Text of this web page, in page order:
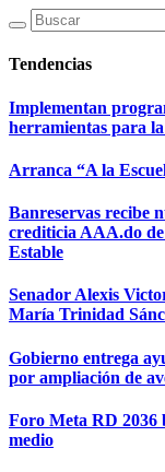
Tendencias
Implementan
herramientas para
Arranca “A la
Banreservas recibe
crediticia AAA.do
Estable
Senador Alexis
María Trinidad
Gobierno entrega
por ampliación de
Foro Meta RD 2036
medio